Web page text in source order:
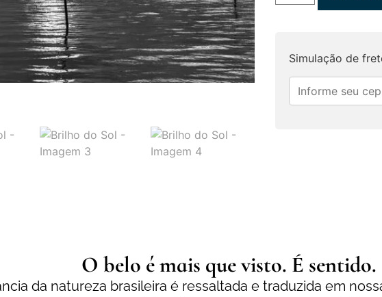
Simulação de
O belo é mais que visto. É sentido.
da natureza brasileira é ressaltada e traduzida em